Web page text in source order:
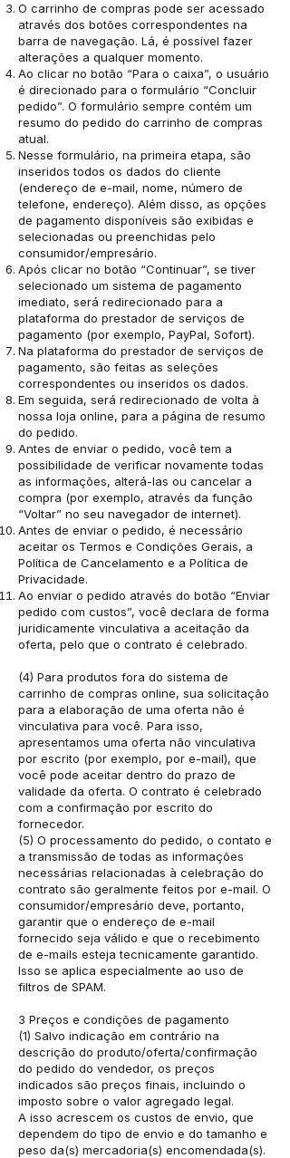
O carrinho de compras pode ser acessado
através dos botões correspondentes na
barra de navegação. Lá, é possível fazer
alterações a qualquer momento.
Ao clicar no botão “Para o caixa”, o usuário
é direcionado para o formulário “Concluir
pedido”. O formulário sempre contém um
resumo do pedido do carrinho de compras
atual.
Nesse formulário, na primeira etapa, são
inseridos todos os dados do cliente
(endereço de e-mail, nome, número de
telefone, endereço). Além disso, as opções
de pagamento disponíveis são exibidas e
selecionadas ou preenchidas pelo
consumidor/empresário.
Após clicar no botão “Continuar”, se tiver
selecionado um sistema de pagamento
imediato, será redirecionado para a
plataforma do prestador de serviços de
pagamento (por exemplo, PayPal, Sofort).
Na plataforma do prestador de serviços de
pagamento, são feitas as seleções
correspondentes ou inseridos os dados.
Em seguida, será redirecionado de volta à
nossa loja online, para a página de resumo
do pedido.
Antes de enviar o pedido, você tem a
possibilidade de verificar novamente todas
as informações, alterá-las ou cancelar a
compra (por exemplo, através da função
“Voltar” no seu navegador de internet).
Antes de enviar o pedido, é necessário
aceitar os Termos e Condições Gerais, a
Política de Cancelamento e a Política de
Privacidade.
Ao enviar o pedido através do botão “Enviar
pedido com custos”, você declara de forma
juridicamente vinculativa a aceitação da
oferta, pelo que o contrato é celebrado.
(4) Para produtos fora do sistema de
carrinho de compras online, sua solicitação
para a elaboração de uma oferta não é
vinculativa para você. Para isso,
apresentamos uma oferta não vinculativa
por escrito (por exemplo, por e-mail), que
você pode aceitar dentro do prazo de
validade da oferta. O contrato é celebrado
com a confirmação por escrito do
fornecedor.
(5) O processamento do pedido, o contato e
a transmissão de todas as informações
necessárias relacionadas à celebração do
contrato são geralmente feitos por e-mail. O
consumidor/empresário deve, portanto,
garantir que o endereço de e-mail
fornecido seja válido e que o recebimento
de e-mails esteja tecnicamente garantido.
Isso se aplica especialmente ao uso de
filtros de SPAM.
3 Preços e condições de pagamento
(1) Salvo indicação em contrário na
descrição do produto/oferta/confirmação
do pedido do vendedor, os preços
indicados são preços finais, incluindo o
imposto sobre o valor agregado legal.
A isso acrescem os custos de envio, que
dependem do tipo de envio e do tamanho e
peso da(s) mercadoria(s) encomendada(s).